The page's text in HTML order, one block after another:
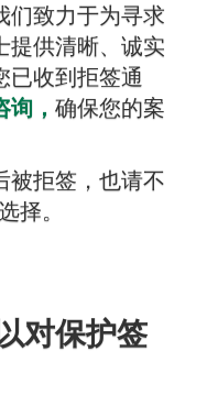
们致力于为寻求
提供清晰、诚实
已收到拒签通
， 确保您的案
被拒签，也请不
择。
对保护签